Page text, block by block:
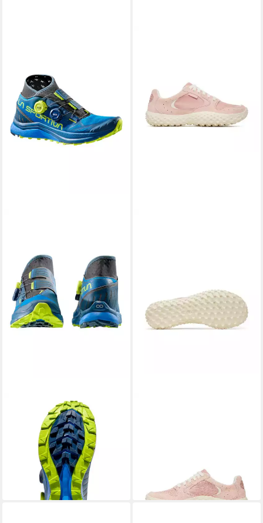
LA SPORTIVA
Trail-Laufschuhe Jackal II Boa
blau/lime Herren
Wanderschuh
159,45 € UVP205,00 €
lieferbar - in 2-3 Werktagen bei dir
lieferbar - in 2-3 Werktagen bei dir